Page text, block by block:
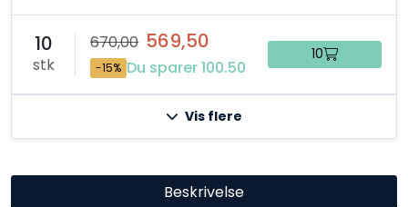
10
stk
670,00 569,50
-15% Du sparer 100.50
10
Vis flere
Beskrivelse